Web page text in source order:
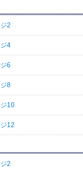
2
4
6
8
10
12
2